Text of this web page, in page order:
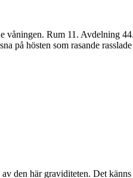
våningen. Rum 11. Avdelning
på hösten som rasande
den här graviditeten. Det